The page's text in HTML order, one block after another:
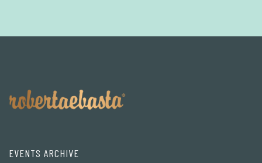
EVENTS ARCHIVE